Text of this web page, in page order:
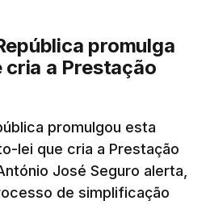
promulga
a Prestação
promulgou esta
lei que cria a Prestação
José Seguro alerta,
de simplificação